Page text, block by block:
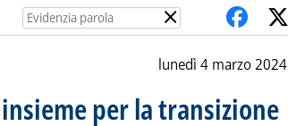
×
lunedì 4 marzo 2024
per la transizione